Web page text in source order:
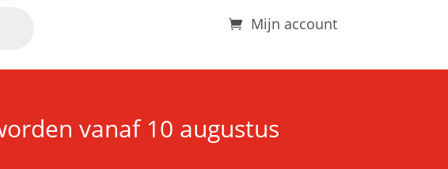
Mijn account
vanaf 10 augustus